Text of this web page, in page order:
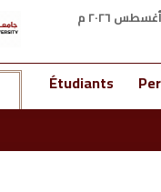
Étudiants